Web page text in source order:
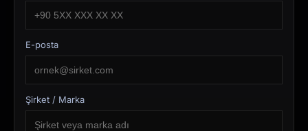
E-posta
Şirket / Marka